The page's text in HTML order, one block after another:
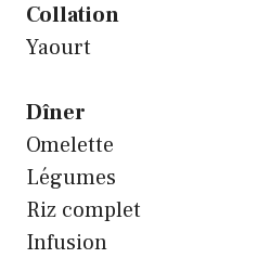
Collation
Yaourt
Dîner
Omelette
Légumes
Riz complet
Infusion